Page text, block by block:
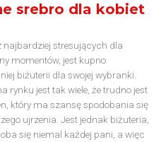
srebro dla kobiet
najbardziej stresujących dla
momentów, jest kupno
biżuterii dla swojej wybranki.
rynku jest tak wiele, że trudno jest
który ma szansę spodobania się
ujrzenia. Jest jednak biżuteria,
się niemal każdej pani, a więc